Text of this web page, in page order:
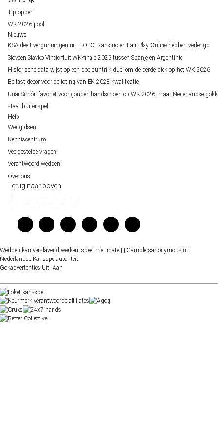
Tiptopper
WK 2026 pool
Nieuws
KSA deelt vergunningen uit: TOTO, Kansino en Fair Play Online hebben verlengd
Sloveen Slavko Vincic fluit WK-finale 2026 tussen Spanje en Argentinië
Historische data wijst op een doelpuntrijk duel om de derde plek op het WK 2026
Belfast decor voor de loting van EK 2028 kwalificatie
Unai Simón favoriet voor gouden handschoen op WK 2026, maar Nederlandse
staat buitenspel
Help
Wedgidsen
Kenniscentrum
Veelgestelde vragen
Verantwoord wedden
Over ons
Terug naar boven
Wedden kan verslavend werken, speel met mate | | Gamblersanonymous.nl
Nederlandse Kansspelautoriteit
Gokadvertenties Uit Aan